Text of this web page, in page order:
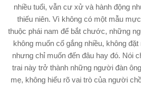
nhiều tuổi, vẫn cư xử và hành động
thiếu niên. Vì không có một mẫu
thuộc phái nam để bắt chước, những
không muốn cố gắng nhiều, không
nhưng chỉ muốn đến đâu hay đó. Nói
trai này trở thành những người đàn
mẹ, không hiểu rõ vai trò của người